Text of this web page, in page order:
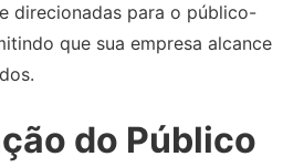
direcionadas para o público-
que sua empresa alcance
do Público